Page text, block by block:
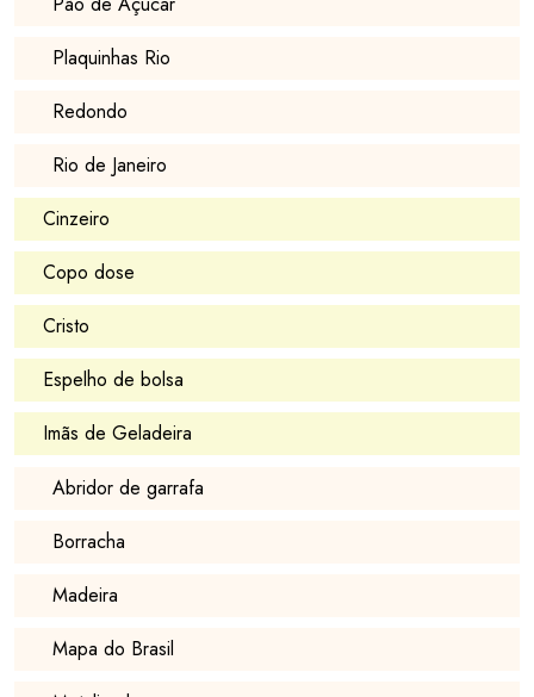
Plaquinhas Rio
Redondo
Rio de Janeiro
Cinzeiro
Copo dose
Cristo
Espelho de bolsa
Imãs de Geladeira
Abridor de garrafa
Borracha
Madeira
Mapa do Brasil